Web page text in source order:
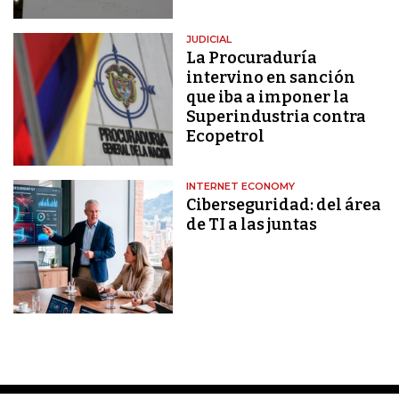
JUDICIAL
La Procuraduría
intervino en sanción
que iba a imponer la
Superindustria contra
Ecopetrol
INTERNET ECONOMY
Ciberseguridad: del área
de TI a las juntas